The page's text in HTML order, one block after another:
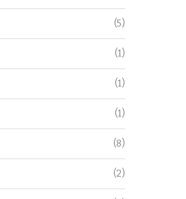
(5)
(1)
(1)
(1)
(8)
(2)